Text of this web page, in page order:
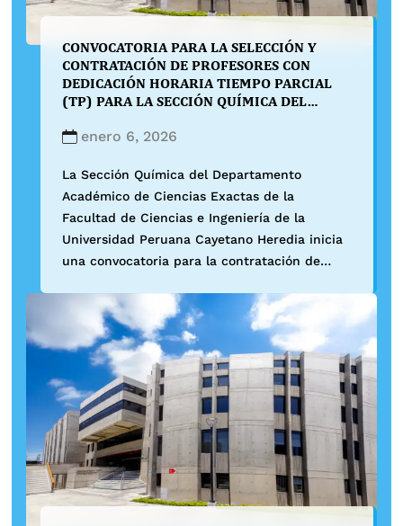
CONVOCATORIA PARA LA SELECCIÓN Y
CONTRATACIÓN DE PROFESORES CON
DEDICACIÓN HORARIA TIEMPO PARCIAL
(TP) PARA LA SECCIÓN QUÍMICA DEL
EXACTAS DE LA FACULTAD DE CIENCIAS E
enero 6, 2026
La Sección Química del Departamento
Académico de Ciencias Exactas de la
Facultad de Ciencias e Ingeniería de la
Universidad Peruana Cayetano Heredia inicia
una convocatoria para la contratación de
dictado de los cursos en el semestre 2026 –
1, de las siguientes áreas: Datos Generales:
Perfil del Postulante: Se […]